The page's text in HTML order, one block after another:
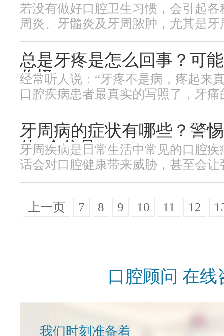
若没有做好口腔卫生习惯，会引起
周炎、牙髓炎及牙周脓肿，尤其是牙
总是牙疼是怎么回事？可
作怪
经常听人说：“牙疼不是病，疼起来
口腔疾病患者最真实的写照了，牙痛
牙周病的症状有哪些？警
的5个信号
牙周疾病是日常生活中常见的口腔
话会对口腔健康带来威胁，甚至会让
上一页 7 8 9 10 11 12
口腔顾问 在线
我们时刻准备着